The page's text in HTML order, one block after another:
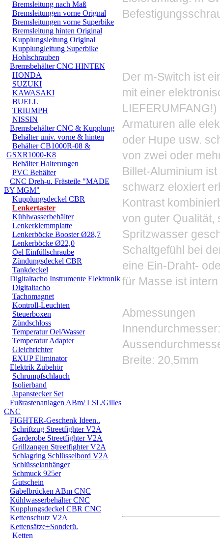
Bremsleitung nach Maß
Bremsleitungen vorne Orignal
Bremsleitungen vorne Superbike
Bremsleitung hinten Original
Kupplungsleitung Original
Kupplungleitung Superbike
Hohlschrauben
Bremsbehälter CNC HINTEN
HONDA
SUZUKI
KAWASAKI
BUELL
TRIUMPH
NISSIN
Bremsbehälter CNC & Kupplung
Behälter univ. vorne & hinten
Behälter CB1000R-08 &
GSXR1000-K8
Behälter Halterungen
PVC Behälter
CNC Dreh-u. Frästeile "MADE
BY MGM"
Kupplungsdeckel CBR
Lenkertaster
Kühlwasserbehälter
Lenkerklemmplatte
Lenkerböcke Booster Ø28,7
Lenkerböcke Ø22,0
Oel Einfüllschraube
Zündungsdeckel CBR
Tankdeckel
Digitaltacho Instrumente Elektronik
Digitaltacho
Tachomagnet
Kontroll-Leuchten
Steuerboxen
Zündschloss
Temperatur Oel/Wasser
Temperatur Adapter
Gleichrichter
EXUP Eliminator
Elektrik Zubehör
Schrumpfschlauch
Isolierband
Japanstecker Set
Fußrastenanlagen ABm/ LSL/Gilles
CNC
FIGHTER-Geschenk Ideen..
Schriftzug Streetfighter V2A
Garderobe Streetfighter V2A
Grillzangen Streetfighter V2A
Schlagring Schlüsselbord V2A
Schlüsselanhänger
Schmuck 925er
Gutschein
Gabelbrücken ABm CNC
Kühlwasserbehälter CNC
Kupplungsdeckel CBR CNC
Kettenschutz V2A
Kettensätze+Sonderü.
Ketten
Der m-Switch ist
mit einer
Armaturen alle
oder Hupe usw.
von zwei oder
Billet-Aluminium
schwarz eloxiert
Kontrast
von guter Qualität,
Spritzwasser
Schaltgefühl bei
eine Ein-Draht-
für Masse ist
Abmessungen
Breite: 20,5mm